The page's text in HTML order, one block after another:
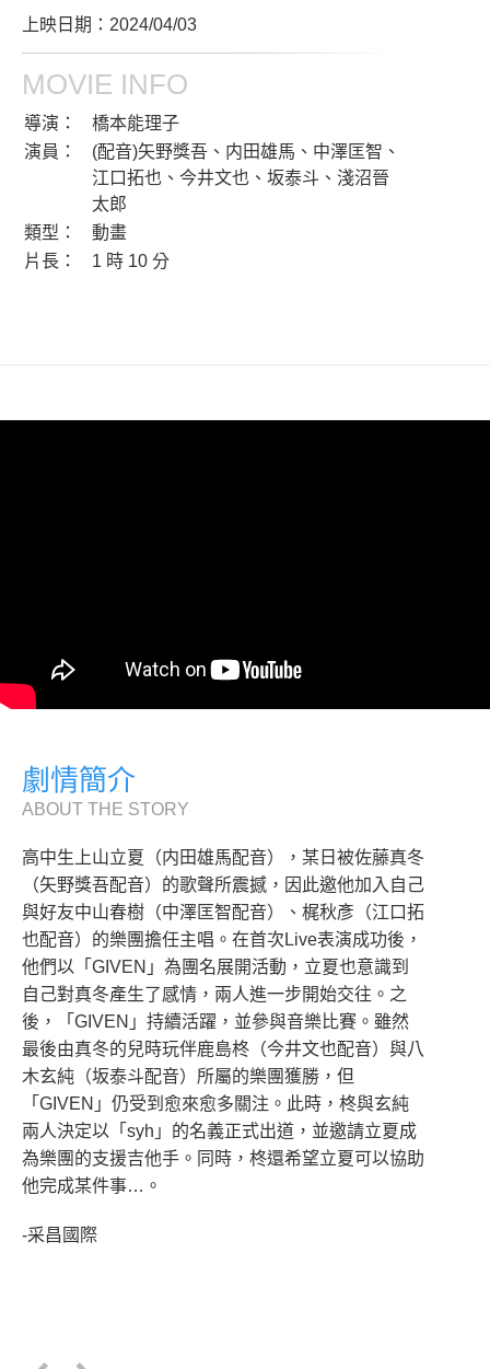
上映日期：2024/04/03
MOVIE INFO
導演：
橋本能理子
演員：
(配音)矢野獎吾、内田雄馬、中澤匡智、
江口拓也、今井文也、坂泰斗、淺沼晉
太郎
類型：
動畫
片長：
1 時 10 分
劇情簡介
ABOUT THE STORY
高中生上山立夏（内田雄馬配音），某日被佐藤真冬
（矢野獎吾配音）的歌聲所震撼，因此邀他加入自己
與好友中山春樹（中澤匡智配音）、梶秋彥（江口拓
也配音）的樂團擔任主唱。在首次Live表演成功後，
他們以「GIVEN」為團名展開活動，立夏也意識到
自己對真冬產生了感情，兩人進一步開始交往。之
後，「GIVEN」持續活躍，並參與音樂比賽。雖然
最後由真冬的兒時玩伴鹿島柊（今井文也配音）與八
木玄純（坂泰斗配音）所屬的樂團獲勝，但
「GIVEN」仍受到愈來愈多關注。此時，柊與玄純
兩人決定以「syh」的名義正式出道，並邀請立夏成
為樂團的支援吉他手。同時，柊還希望立夏可以協助
他完成某件事…。
-采昌國際